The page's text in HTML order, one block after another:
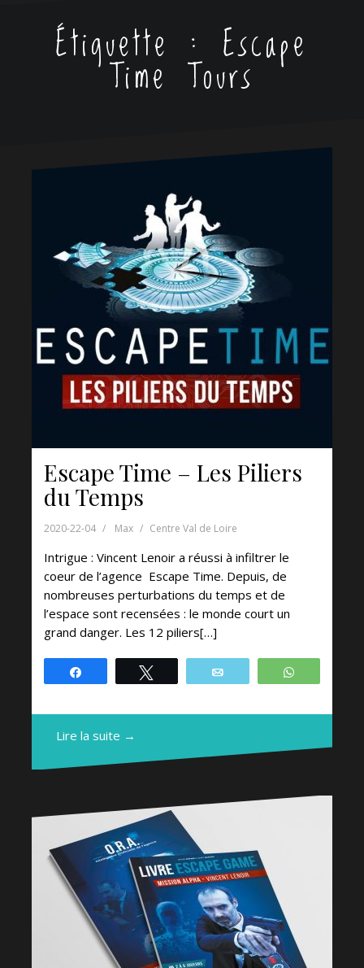
Étiquette : Escape
Time Tours
Escape Time – Les Piliers
du Temps
2020-22-04 Max Centre Val de Loire
Intrigue : Vincent Lenoir a réussi à infiltrer le
coeur de l’agence Escape Time. Depuis, de
nombreuses perturbations du temps et de
l’espace sont recensées : le monde court un
grand danger. Les 12 piliers[…]
Lire la suite →